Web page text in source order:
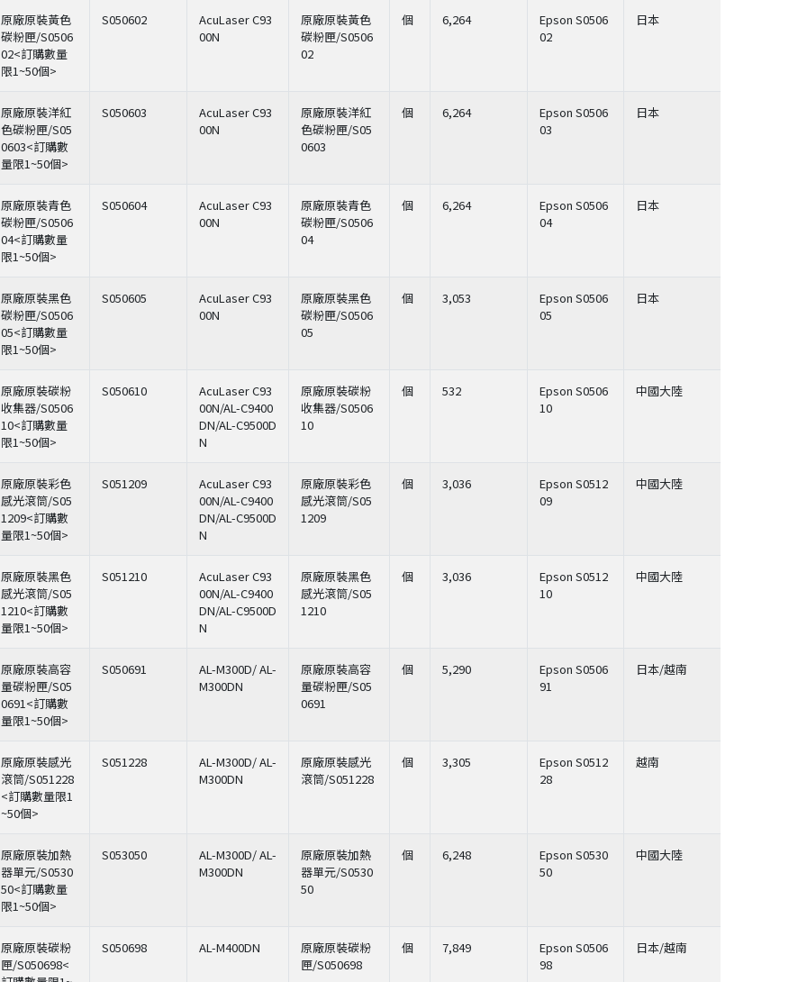
原廠原裝黃色
碳粉匣/S0506
02<訂購數量
限1~50個>
S050602
AcuLaser C93
00N
原廠原裝黃色
碳粉匣/S0506
02
個 6,264
Epson S0506
02
日本
原廠原裝洋紅
色碳粉匣/S05
0603<訂購數
量限1~50個>
S050603
AcuLaser C93
00N
原廠原裝洋紅
色碳粉匣/S05
0603
個 6,264
Epson S0506
03
日本
原廠原裝青色
碳粉匣/S0506
04<訂購數量
限1~50個>
S050604
AcuLaser C93
00N
原廠原裝青色
碳粉匣/S0506
04
個 6,264
Epson S0506
04
日本
原廠原裝黑色
碳粉匣/S0506
05<訂購數量
限1~50個>
S050605
AcuLaser C93
00N
原廠原裝黑色
碳粉匣/S0506
05
個 3,053
Epson S0506
05
日本
原廠原裝碳粉
收集器/S0506
10<訂購數量
限1~50個>
S050610
AcuLaser C93
00N/AL-C9400
DN/AL-C9500D
N
原廠原裝碳粉
收集器/S0506
10
個 532
Epson S0506
10
中國大陸
原廠原裝彩色
感光滾筒/S05
1209<訂購數
量限1~50個>
S051209
AcuLaser C93
00N/AL-C9400
DN/AL-C9500D
N
原廠原裝彩色
感光滾筒/S05
1209
個 3,036
Epson S0512
09
中國大陸
原廠原裝黑色
感光滾筒/S05
1210<訂購數
量限1~50個>
S051210
AcuLaser C93
00N/AL-C9400
DN/AL-C9500D
N
原廠原裝黑色
感光滾筒/S05
1210
個 3,036
Epson S0512
10
中國大陸
原廠原裝高容
量碳粉匣/S05
0691<訂購數
量限1~50個>
S050691
AL-M300D/ AL-
M300DN
原廠原裝高容
量碳粉匣/S05
0691
個 5,290
Epson S0506
91
日本/越南
原廠原裝感光
滾筒/S051228
<訂購數量限1
~50個>
S051228
AL-M300D/ AL-
M300DN
原廠原裝感光
滾筒/S051228
個 3,305
Epson S0512
28
越南
原廠原裝加熱
器單元/S0530
50<訂購數量
限1~50個>
S053050
AL-M300D/ AL-
M300DN
原廠原裝加熱
器單元/S0530
50
個 6,248
Epson S0530
50
中國大陸
原廠原裝碳粉
匣/S050698<
S050698 AL-M400DN
原廠原裝碳粉
匣/S050698
個 7,849
Epson S0506
98
日本/越南